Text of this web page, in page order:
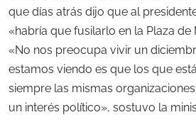
que días atrás dijo que al
«habría que fusilarlo en la Plaza de
«No nos preocupa vivir un
estamos viendo es que los que
siempre las mismas
un interés político», sostuvo la